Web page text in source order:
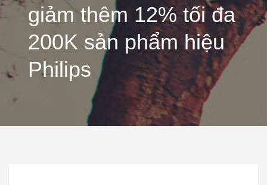
giảm thêm 12% tối đa
200K sản phẩm hiệu
Philips